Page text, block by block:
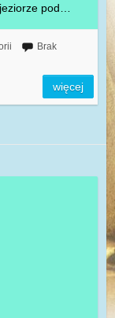
pod…
Brak
więcej